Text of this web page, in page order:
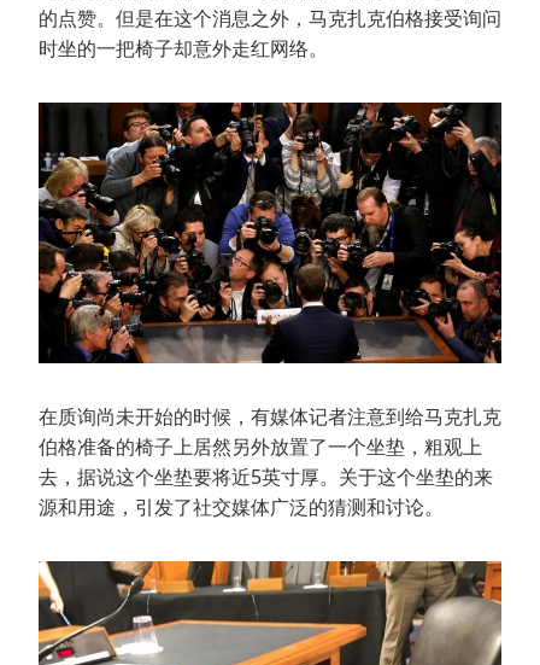
的点赞。但是在这个消息之外，马克扎克伯格接受询问
时坐的一把椅子却意外走红网络。
在质询尚未开始的时候，有媒体记者注意到给马克扎克
伯格准备的椅子上居然另外放置了一个坐垫，粗观上
去，据说这个坐垫要将近5英寸厚。关于这个坐垫的来
源和用途，引发了社交媒体广泛的猜测和讨论。